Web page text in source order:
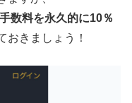
数料を永久的に10％
おきましょう！